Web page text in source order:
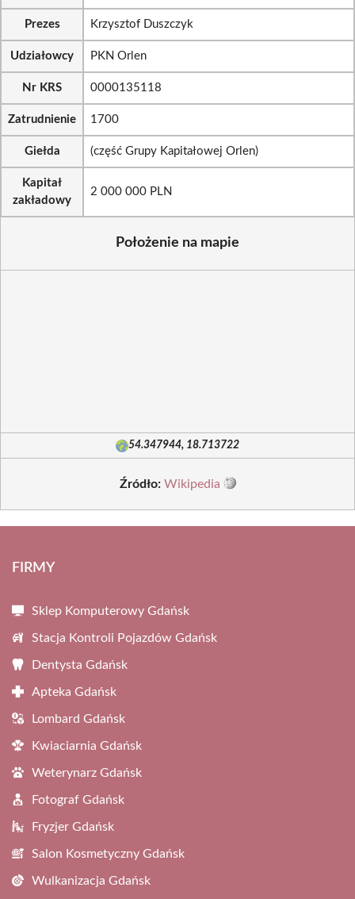
Prezes Krzysztof Duszczyk
Udziałowcy PKN Orlen
Nr KRS 0000135118
Zatrudnienie 1700
Giełda (część Grupy Kapitałowej Orlen)
Kapitał
zakładowy
2 000 000 PLN
Położenie na mapie
54.347944, 18.713722
Źródło: Wikipedia
FIRMY
Sklep Komputerowy Gdańsk
Stacja Kontroli Pojazdów Gdańsk
Dentysta Gdańsk
Apteka Gdańsk
Lombard Gdańsk
Kwiaciarnia Gdańsk
Weterynarz Gdańsk
Fotograf Gdańsk
Fryzjer Gdańsk
Salon Kosmetyczny Gdańsk
Wulkanizacja Gdańsk